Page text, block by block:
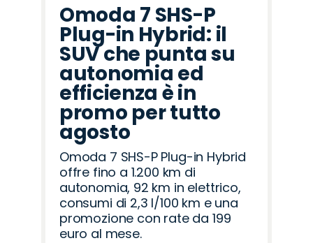
Omoda 7 SHS-P
Plug-in Hybrid: il
SUV che punta su
autonomia ed
efficienza è in
promo per tutto
agosto
Omoda 7 SHS-P Plug-in Hybrid
offre fino a 1.200 km di
autonomia, 92 km in elettrico,
consumi di 2,3 l/100 km e una
promozione con rate da 199
euro al mese.